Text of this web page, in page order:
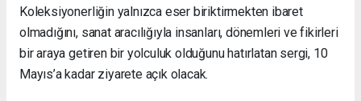
Koleksiyonerliğin yalnızca eser biriktirmekten ibaret
olmadığını, sanat aracılığıyla insanları, dönemleri ve fikirleri
bir araya getiren bir yolculuk olduğunu hatırlatan sergi, 10
Mayıs’a kadar ziyarete açık olacak.